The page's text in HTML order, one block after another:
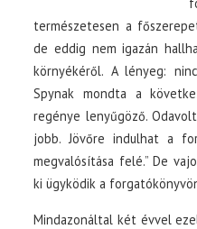
természetesen a
de eddig nem igazán
környékéről. A lényeg:
Spynak mondta a
regénye lenyűgöző.
jobb. Jövőre indulhat a
megvalósítása felé.” De
ki ügyködik a
Mindazonáltal két évvel